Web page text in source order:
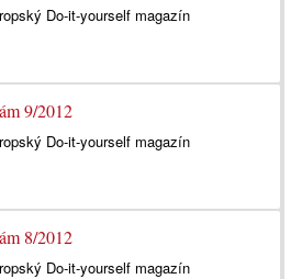
Do-it-yourself magazín
9/2012
Do-it-yourself magazín
8/2012
Do-it-yourself magazín